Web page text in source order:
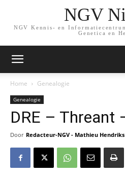
NGV
NGV Kennis- en
Genetica en
Home Genealogie
Genealogie
DRE – Threant
Door Redacteur-NGV - Mathieu Hendriks